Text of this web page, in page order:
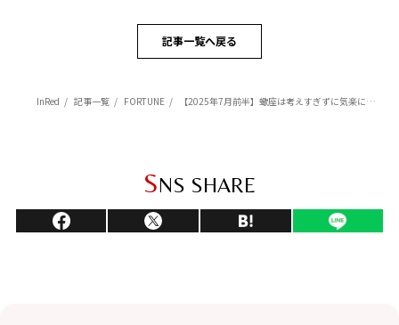
記事一覧へ戻る
InRed 記事一覧 FORTUNE 【2025年7月前半】蠍座は考えすぎずに気楽に進めると幸運を呼び寄せる【Love Me Doのポジティブ星占い】
SNS SHARE